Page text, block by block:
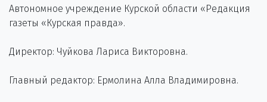
Автономное учреждение Курской области «Редакция
газеты «Курская правда».
Директор: Чуйкова Лариса Викторовна.
Главный редактор: Ермолина Алла Владимировна.